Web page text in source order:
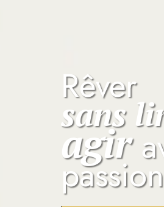
Rêver
sans
agir
passion